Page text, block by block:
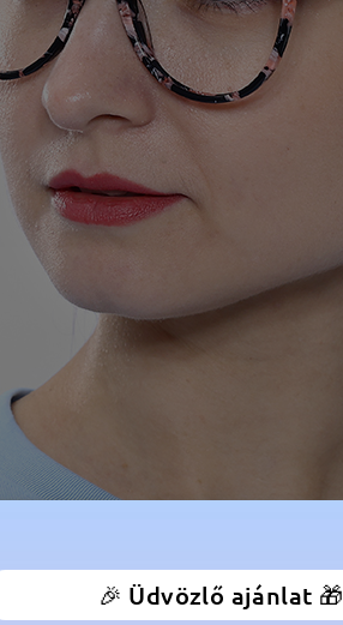
🎉 Üdvözlő ajánlat 🎁